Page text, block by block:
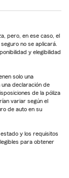
pero, en ese caso, el
no se aplicará.
y elegibilidad
solo una
declaración de
de la póliza
variar según el
de auto en su
y los requisitos
para obtener